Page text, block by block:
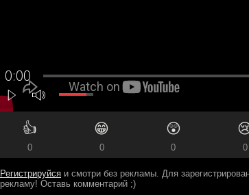
👍
0
😁
0
😲
0 0
Регистрируйся и смотри без рекламы. Для
рекламу! Оставь комментарий ;)